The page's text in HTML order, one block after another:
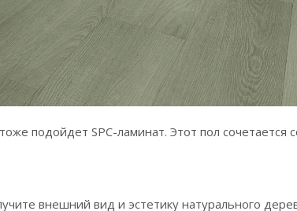
подойдет SPC-ламинат. Этот пол сочетается
внешний вид и эстетику натурального